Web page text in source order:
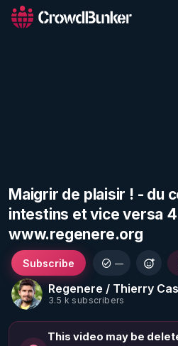
Maigrir de plaisir ! - du
intestins et vice versa
www.regenere.org
Regenere / Thierry
3.5 k subscribers
Subscribe —
This video may be